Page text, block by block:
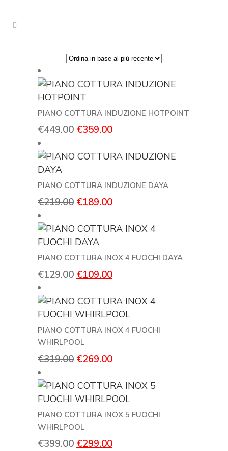
PIANO COTTURA INDUZIONE HOTPOINT
€449.00 Il
originale
€449.00.
€359.00Il
attuale
€359.00.
PIANO COTTURA INDUZIONE DAYA
€219.00 Il
originale
era:
€219.00.
€189.00Il
attuale
€189.00.
PIANO COTTURA INOX 4 FUOCHI DAYA
€129.00 Il
originale
era:
€129.00.
€109.00Il
attuale
è:
€109.00.
PIANO COTTURA INOX 4 FUOCHI
WHIRLPOOL
€319.00 Il
originale
era:
€319.00.
€269.00Il
attuale
è:
€269.00.
PIANO COTTURA INOX 5 FUOCHI
WHIRLPOOL
€399.00 Il
€299.00Il